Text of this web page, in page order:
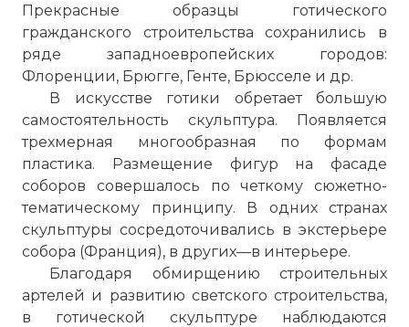
Прекрасные образцы готического
гражданского строительства сохранились в
ряде западноевропейских городов:
Флоренции, Брюгге, Генте, Брюсселе и др.
В искусстве готики обретает большую
самостоятельность скульптура. Появляется
трехмерная многообразная по формам
пластика. Размещение фигур на фасаде
соборов совершалось по четкому сюжетно-
тематическому принципу. В одних странах
скульптуры сосредоточивались в экстерьере
собора (Франция), в других—в интерьере.
Благодаря обмирщению строительных
артелей и развитию светского строительства,
в готической скульптуре наблюдаются